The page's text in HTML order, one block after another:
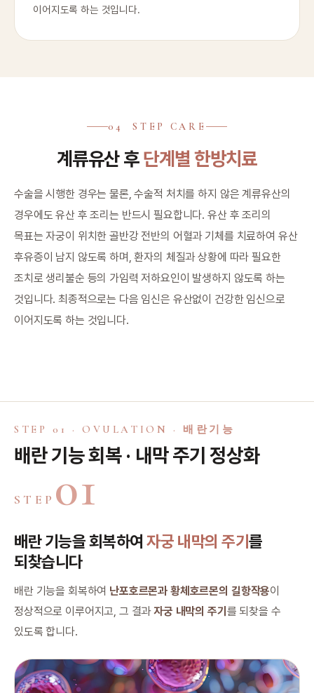
이어지도록 하는 것입니다.
04 STEP CARE
계류유산 후단계별 한방치료
수술을 시행한 경우는 물론, 수술적 처치를 하지 않은 계류유산의
경우에도 유산 후 조리는 반드시 필요합니다. 유산 후 조리의
목표는 자궁이 위치한 골반강 전반의 어혈과 기체를 치료하여 유산
후유증이 남지 않도록 하며, 환자의 체질과 상황에 따라 필요한
조치로 생리불순 등의 가임력 저하요인이 발생하지 않도록 하는
것입니다. 최종적으로는 다음 임신은 유산없이 건강한 임신으로
이어지도록 하는 것입니다.
STEP 01 · OVULATION · 배란기능
배란 기능 회복 · 내막 주기 정상화
STEP 01
배란 기능을 회복하여자궁 내막의 주기를
되찾습니다
배란 기능을 회복하여 난포호르몬과 황체호르몬의 길항작용이
정상적으로 이루어지고, 그 결과자궁 내막의 주기 를 되찾을 수
있도록 합니다.